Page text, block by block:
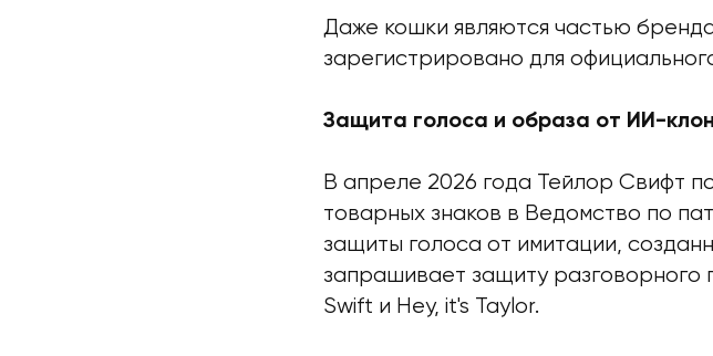
Даже кошки являются частью
зарегистрировано для
Защита голоса и образа от ИИ-
В апреле 2026 года Тейлор Свифт
товарных знаков в Ведомство по
защиты голоса от имитации,
запрашивает защиту разговорного
Swift и Hey, it's Taylor.